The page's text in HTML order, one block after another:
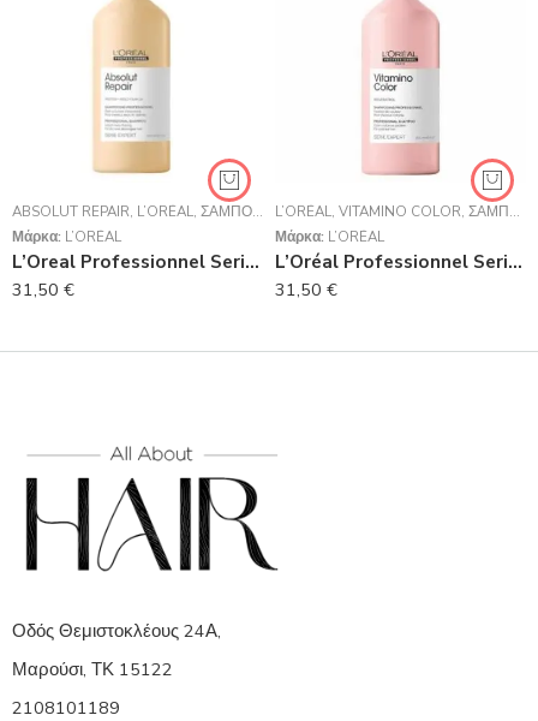
ABSOLUT REPAIR, L’ORÉAL, ΣΑΜΠΟΥΆΝ
Μάρκα: L’ORÉAL
L’Oreal Professionnel Serie Expert Absolut Repair Shampoo Για Ταλαιπωρημένα Μαλλιά 1500ml
31,50 €
L’ORÉAL, VITAMINO COLOR, ΣΑΜΠΟΥΆΝ
Μάρκα: L’ORÉAL
L’Oréal Professionnel Serie Expert Vitamino Color Shampoo 1500ml
31,50 €
Οδός Θεμιστοκλέους 24Α,
Μαρούσι, ΤΚ 15122
2108101189